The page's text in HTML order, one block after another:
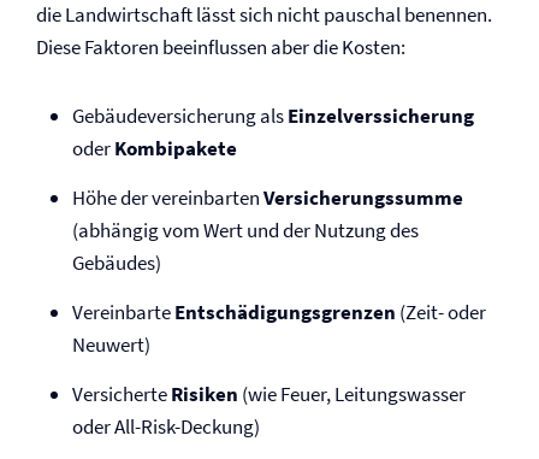
die Landwirtschaft lässt sich nicht pauschal benennen.
Diese Faktoren beeinflussen aber die Kosten:
Gebäude­versicherung alsEinzelverssicherung
oderKombipakete
Höhe der vereinbartenVersicherungssumme
(abhängig vom Wert und der Nutzung des
Gebäudes)
VereinbarteEntschädigungsgrenzen (Zeit- oder
Neuwert)
VersicherteRisiken (wie Feuer, Leitungswasser
oder All-Risk-Deckung)